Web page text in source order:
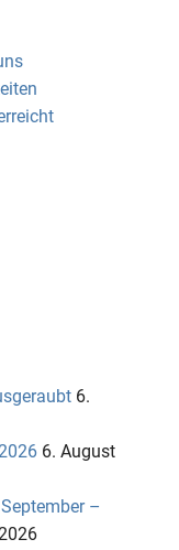
6.
6. August
–